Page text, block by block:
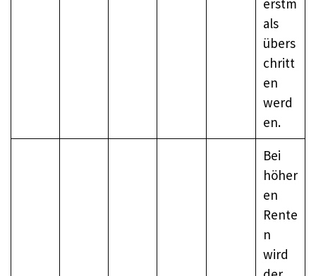
als
übers
chritt
en
werd
en.
Bei
höher
en
Rente
n
wird